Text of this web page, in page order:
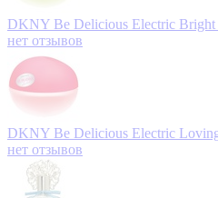
DKNY Be Delicious Electric Bright
нет отзывов
DKNY Be Delicious Electric
нет отзывов